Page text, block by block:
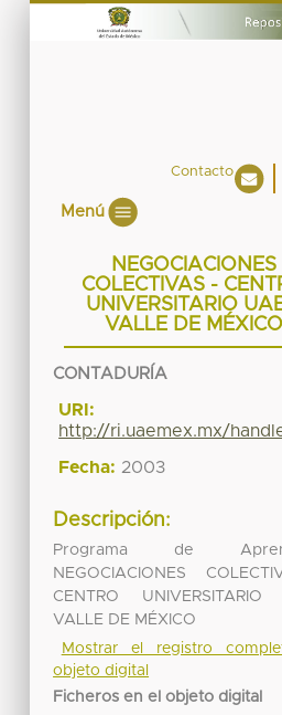
Contacto
Menú
NEGOCIACIONES
COLECTIVAS -
UNIVERSITARIO
VALLE DE MÉXICO
CONTADURÍA
URI:
http://ri.uaemex.mx/
Fecha: 2003
Descripción:
Programa de
NEGOCIACIONES
CENTRO UNIVERSITARIO
VALLE DE MÉXICO
Mostrar el registro
objeto digital
Ficheros en el objeto digital